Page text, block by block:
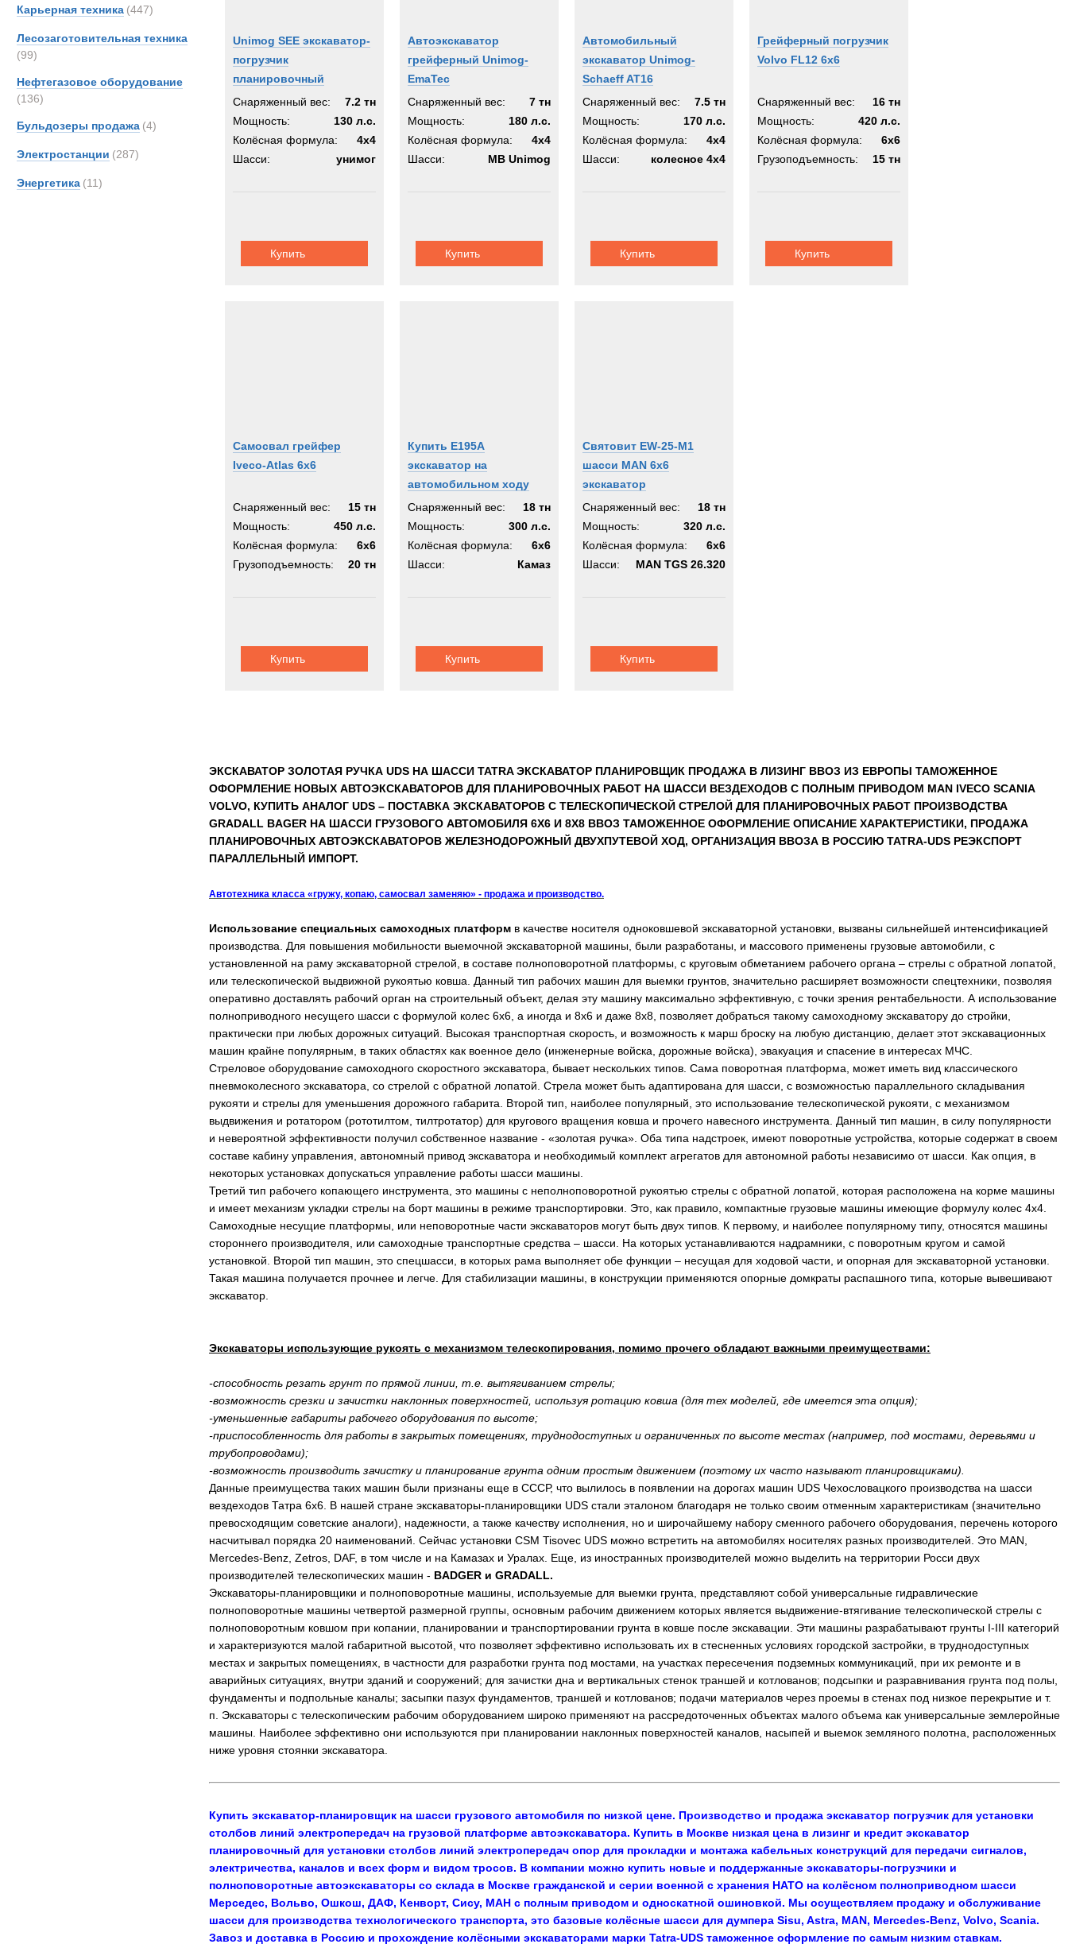
Карьерная техника (447)
Лесозаготовительная техника
(99)
Нефтегазовое оборудование
(136)
Бульдозеры продажа (4)
Электростанции (287)
Энергетика (11)
Unimog SEE экскаватор-
погрузчик
планировочный
Снаряженный вес:
7.2 тн
Мощность:
130 л.с.
Колёсная формула:
4x4
Шасси:
унимог
Купить
Автоэкскаватор
грейферный Unimog-
EmaTec
Снаряженный вес:
7 тн
Мощность:
180 л.с.
Колёсная формула:
4x4
Шасси:
MB Unimog
Купить
Автомобильный
экскаватор Unimog-
Schaeff AT16
Снаряженный вес:
7.5 тн
Мощность:
170 л.с.
Колёсная формула:
4x4
Шасси:
колесное 4х4
Купить
Грейферный погрузчик
Volvo FL12 6x6
Снаряженный вес:
16 тн
Мощность:
420 л.с.
Колёсная формула:
6x6
Грузоподъемность:
15 тн
Купить
Самосвал грейфер
Iveco-Atlas 6x6
Снаряженный вес:
15 тн
Мощность:
450 л.с.
Колёсная формула:
6x6
Грузоподъемность:
20 тн
Купить
Купить Е195А
экскаватор на
автомобильном ходу
Снаряженный вес:
18 тн
Мощность:
300 л.с.
Колёсная формула:
6x6
Шасси:
Камаз
Купить
Святовит EW-25-M1
шасси MAN 6x6
экскаватор
Снаряженный вес:
18 тн
Мощность:
320 л.с.
Колёсная формула:
6x6
Шасси:
MAN TGS 26.320
Купить
ЭКСКАВАТОР ЗОЛОТАЯ РУЧКА UDS НА ШАССИ TATRA ЭКСКАВАТОР ПЛАНИРОВЩИК ПРОДАЖА В ЛИЗИНГ ВВОЗ ИЗ ЕВРОПЫ ТАМОЖЕННОЕ
ОФОРМЛЕНИЕ НОВЫХ АВТОЭКСКАВАТОРОВ ДЛЯ ПЛАНИРОВОЧНЫХ РАБОТ НА ШАССИ ВЕЗДЕХОДОВ С ПОЛНЫМ ПРИВОДОМ MAN IVECO SCANIA
VOLVO, КУПИТЬ АНАЛОГ UDS – ПОСТАВКА ЭКСКАВАТОРОВ С ТЕЛЕСКОПИЧЕСКОЙ СТРЕЛОЙ ДЛЯ ПЛАНИРОВОЧНЫХ РАБОТ ПРОИЗВОДСТВА
GRADALL BAGER НА ШАССИ ГРУЗОВОГО АВТОМОБИЛЯ 6Х6 И 8Х8 ВВОЗ ТАМОЖЕННОЕ ОФОРМЛЕНИЕ ОПИСАНИЕ ХАРАКТЕРИСТИКИ, ПРОДАЖА
ПЛАНИРОВОЧНЫХ АВТОЭКСКАВАТОРОВ ЖЕЛЕЗНОДОРОЖНЫЙ ДВУХПУТЕВОЙ ХОД, ОРГАНИЗАЦИЯ ВВОЗА В РОССИЮ TATRA-UDS РЕЭКСПОРТ
ПАРАЛЛЕЛЬНЫЙ ИМПОРТ.
Автотехника класса «гружу, копаю, самосвал заменяю» - продажа и производство.
Использование специальных самоходных платформ в качестве носителя одноковшевой экскаваторной установки, вызваны сильнейшей интенсификацией
производства. Для повышения мобильности выемочной экскаваторной машины, были разработаны, и массового применены грузовые автомобили, с
установленной на раму экскаваторной стрелой, в составе полноповоротной платформы, с круговым обметанием рабочего органа – стрелы с обратной лопатой,
или телескопической выдвижной рукоятью ковша. Данный тип рабочих машин для выемки грунтов, значительно расширяет возможности спецтехники, позволяя
оперативно доставлять рабочий орган на строительный объект, делая эту машину максимально эффективную, с точки зрения рентабельности. А использование
полноприводного несущего шасси с формулой колес 6х6, а иногда и 8х6 и даже 8х8, позволяет добраться такому самоходному экскаватору до стройки,
практически при любых дорожных ситуаций. Высокая транспортная скорость, и возможность к марш броску на любую дистанцию, делает этот экскавационных
машин крайне популярным, в таких областях как военное дело (инженерные войска, дорожные войска), эвакуация и спасение в интересах МЧС.
Стреловое оборудование самоходного скоростного экскаватора, бывает нескольких типов. Сама поворотная платформа, может иметь вид классического
пневмоколесного экскаватора, со стрелой с обратной лопатой. Стрела может быть адаптирована для шасси, с возможностью параллельного складывания
рукояти и стрелы для уменьшения дорожного габарита. Второй тип, наиболее популярный, это использование телескопической рукояти, с механизмом
выдвижения и ротатором (рототилтом, тилтротатор) для кругового вращения ковша и прочего навесного инструмента. Данный тип машин, в силу популярности
и невероятной эффективности получил собственное название - «золотая ручка». Оба типа надстроек, имеют поворотные устройства, которые содержат в своем
составе кабину управления, автономный привод экскаватора и необходимый комплект агрегатов для автономной работы независимо от шасси. Как опция, в
некоторых установках допускаться управление работы шасси машины.
Третий тип рабочего копающего инструмента, это машины с неполноповоротной рукоятью стрелы с обратной лопатой, которая расположена на корме машины
и имеет механизм укладки стрелы на борт машины в режиме транспортировки. Это, как правило, компактные грузовые машины имеющие формулу колес 4х4.
Самоходные несущие платформы, или неповоротные части экскаваторов могут быть двух типов. К первому, и наиболее популярному типу, относятся машины
стороннего производителя, или самоходные транспортные средства – шасси. На которых устанавливаются надрамники, с поворотным кругом и самой
установкой. Второй тип машин, это спецшасси, в которых рама выполняет обе функции – несущая для ходовой части, и опорная для экскаваторной установки.
Такая машина получается прочнее и легче. Для стабилизации машины, в конструкции применяются опорные домкраты распашного типа, которые вывешивают
экскаватор.
Экскаваторы использующие рукоять с механизмом телескопирования, помимо прочего обладают важными преимуществами:
-способность резать грунт по прямой линии, т.е. вытягиванием стрелы;
-возможность срезки и зачистки наклонных поверхностей, используя ротацию ковша (для тех моделей, где имеется эта опция);
-уменьшенные габариты рабочего оборудования по высоте;
-приспособленность для работы в закрытых помещениях, труднодоступных и ограниченных по высоте местах (например, под мостами, деревьями и
трубопроводами);
-возможность производить зачистку и планирование грунта одним простым движением (поэтому их часто называют планировщиками).
Данные преимущества таких машин были признаны еще в СССР, что вылилось в появлении на дорогах машин UDS Чехословацкого производства на шасси
вездеходов Татра 6х6. В нашей стране экскаваторы-планировщики UDS стали эталоном благодаря не только своим отменным характеристикам (значительно
превосходящим советские аналоги), надежности, а также качеству исполнения, но и широчайшему набору сменного рабочего оборудования, перечень которого
насчитывал порядка 20 наименований. Сейчас установки CSM Tisovec UDS можно встретить на автомобилях носителях разных производителей. Это MAN,
Mercedes-Benz, Zetros, DAF, в том числе и на Камазах и Уралах. Еще, из иностранных производителей можно выделить на территории Росси двух
производителей телескопических машин - BADGER и GRADALL.
Экскаваторы-планировщики и полноповоротные машины, используемые для выемки грунта, представляют собой универсальные гидравлические
полноповоротные машины четвертой размерной группы, основным рабочим движением которых является выдвижение-втягивание телескопической стрелы с
полноповоротным ковшом при копании, планировании и транспортировании грунта в ковше после экскавации. Эти машины разрабатывают грунты I-III категорий
и характеризуются малой габаритной высотой, что позволяет эффективно использовать их в стесненных условиях городской застройки, в труднодоступных
местах и закрытых помещениях, в частности для разработки грунта под мостами, на участках пересечения подземных коммуникаций, при их ремонте и в
аварийных ситуациях, внутри зданий и сооружений; для зачистки дна и вертикальных стенок траншей и котлованов; подсыпки и разравнивания грунта под полы,
фундаменты и подпольные каналы; засыпки пазух фундаментов, траншей и котлованов; подачи материалов через проемы в стенах под низкое перекрытие и т.
п. Экскаваторы с телескопическим рабочим оборудованием широко применяют на рассредоточенных объектах малого объема как универсальные землеройные
машины. Наиболее эффективно они используются при планировании наклонных поверхностей каналов, насыпей и выемок земляного полотна, расположенных
ниже уровня стоянки экскаватора.
Купить экскаватор-планировщик на шасси грузового автомобиля по низкой цене. Производство и продажа экскаватор погрузчик для установки
столбов линий электропередач на грузовой платформе автоэкскаватора. Купить в Москве низкая цена в лизинг и кредит экскаватор
планировочный для установки столбов линий электропередач опор для прокладки и монтажа кабельных конструкций для передачи сигналов,
электричества, каналов и всех форм и видом тросов. В компании можно купить новые и поддержанные экскаваторы-погрузчики и
полноповоротные автоэкскаваторы со склада в Москве гражданской и серии военной с хранения НАТО на колёсном полноприводном шасси
Мерседес, Вольво, Ошкош, ДАФ, Кенворт, Сису, МАН с полным приводом и односкатной ошиновкой. Мы осуществляем продажу и обслуживание
шасси для производства технологического транспорта, это базовые колёсные шасси для думпера Sisu, Astra, MAN, Mercedes-Benz, Volvo, Scania.
Завоз и доставка в Россию и прохождение колёсными экскаваторами марки Tatra-UDS таможенное оформление по самым низким ставкам.